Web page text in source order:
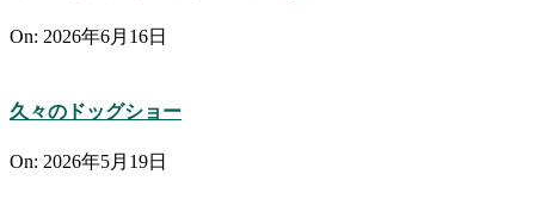
On: 2026年6月16日
久々のドッグショー
On: 2026年5月19日